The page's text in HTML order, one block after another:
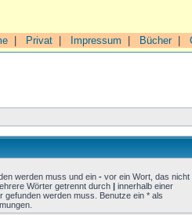
Privat Impressum Bücher|
werden muss und ein - vor ein Wort, das nicht
Wörter getrennt durch | innerhalb einer
gefunden werden muss. Benutze ein * als